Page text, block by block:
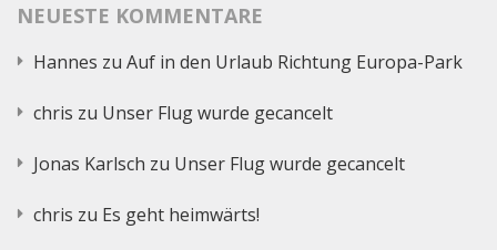
NEUESTE KOMMENTARE
Hannes zu Auf in den Urlaub Richtung Europa-Park
chris zu Unser Flug wurde gecancelt
Jonas Karlsch zu Unser Flug wurde gecancelt
chris zu Es geht heimwärts!